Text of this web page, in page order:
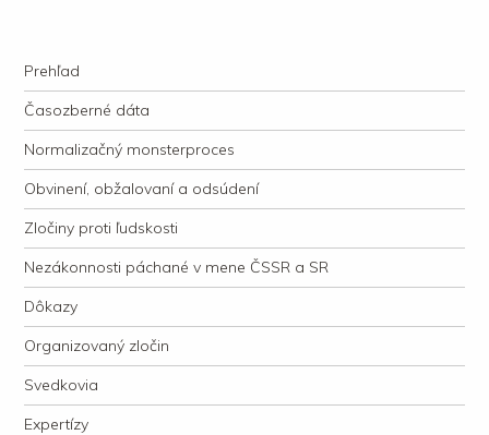
justície
Navigation
Skip to content
Prehľad
Časozberné dáta
Normalizačný monsterproces
Obvinení, obžalovaní a odsúdení
Zločiny proti ľudskosti
Nezákonnosti páchané v mene ČSSR a SR
Dôkazy
Organizovaný zločin
Svedkovia
Expertízy